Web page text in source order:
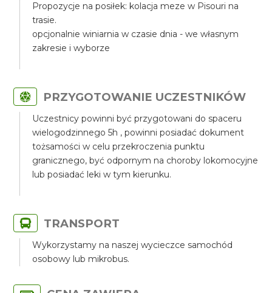
Propozycje na posiłek: kolacja meze w Pisouri na
trasie.
opcjonalnie winiarnia w czasie dnia - we własnym
zakresie i wyborze
PRZYGOTOWANIE UCZESTNIKÓW
Uczestnicy powinni być przygotowani do spaceru
wielogodzinnego 5h , powinni posiadać dokument
tożsamości w celu przekroczenia punktu
granicznego, być odpornym na choroby lokomocyjne
lub posiadać leki w tym kierunku.
TRANSPORT
Wykorzystamy na naszej wycieczce samochód
osobowy lub mikrobus.